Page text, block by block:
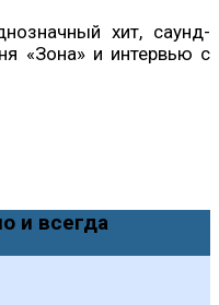
хит, саунд-
«Зона» и интервью с
и всегда